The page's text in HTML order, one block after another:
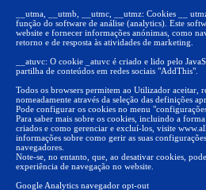
__utma, __utmb, __utmc, __utmz: Cookies __
função do software de análise (analytics). Este
website e fornecer informações anónimas, como
retorno e de resposta às atividades de marketing.
__atuvc: O cookie _atuvc é criado e lido pelo
partilha de conteúdos em redes sociais "AddThis".
Todos os browsers permitem ao Utilizador aceitar,
nomeadamente através da seleção das definições
Pode configurar os cookies no menu
Para saber mais sobre os cookies, incluindo a
criados e como gerenciar e excluí-los, visite
informações sobre como gerir as suas
navegadores.
Note-se, no entanto, que, ao desativar cookies,
experiência de navegação no website.
Google Analytics navegador opt-out